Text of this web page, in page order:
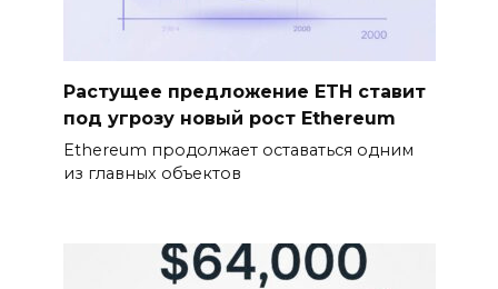
Растущее предложение ETH ставит
под угрозу новый рост Ethereum
Ethereum продолжает оставаться одним
из главных объектов